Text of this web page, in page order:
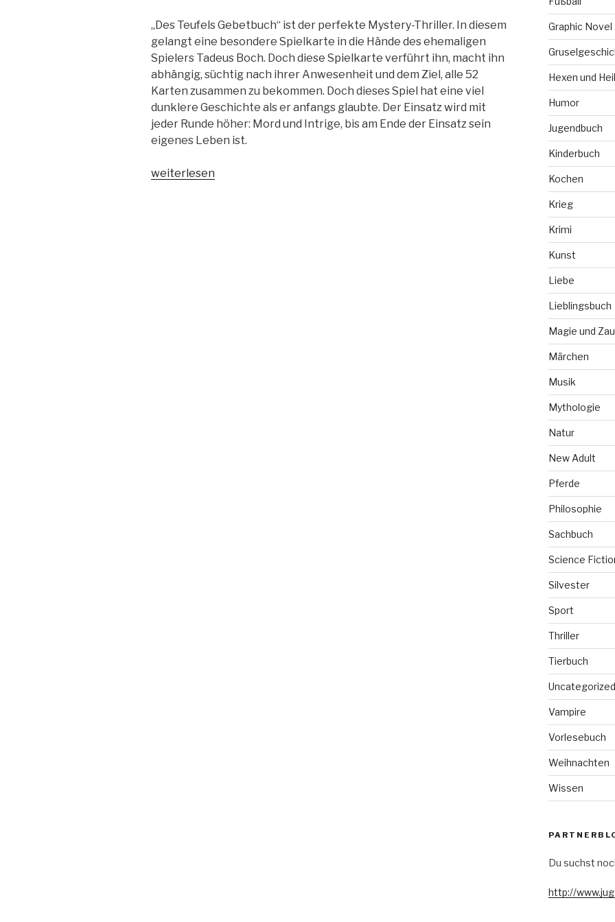
„Des Teufels Gebetbuch“ ist der perfekte Mystery-Thriller. In diesem
gelangt eine besondere Spielkarte in die Hände des ehemaligen
Spielers Tadeus Boch. Doch diese Spielkarte verführt ihn, macht ihn
abhängig, süchtig nach ihrer Anwesenheit und dem Ziel, alle 52
Karten zusammen zu bekommen. Doch dieses Spiel hat eine viel
dunklere Geschichte als er anfangs glaubte. Der Einsatz wird mit
jeder Runde höher: Mord und Intrige, bis am Ende der Einsatz sein
eigenes Leben ist.
„Des
weiterlesen
Graphic Novel
Hexen und
Humor
Jugendbuch
Kinderbuch
Kochen
Krieg
Krimi
Kunst
Liebe
Lieblingsbuch
Magie und
Märchen
Musik
Mythologie
Natur
New Adult
Pferde
Philosophie
Sachbuch
Science
Silvester
Sport
Thriller
Tierbuch
Uncategorized
Vampire
Vorlesebuch
Weihnachten
Wissen
Du suchst
http://